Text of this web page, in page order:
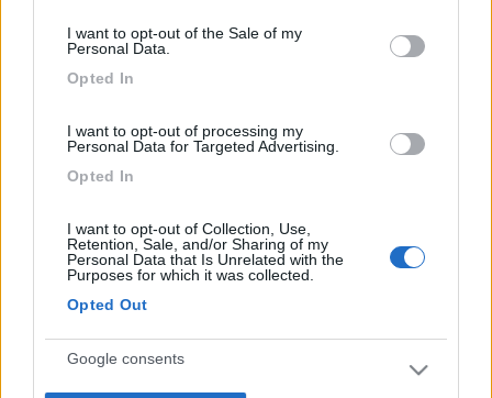
I want to opt-out of the Sale of my
Personal Data.
Opted In
I want to opt-out of processing my
Personal Data for Targeted Advertising.
Opted In
I want to opt-out of Collection, Use,
Retention, Sale, and/or Sharing of my
Personal Data that Is Unrelated with the
Purposes for which it was collected.
Opted Out
Google consents
Buonasera Mi si è abbassata la luminosità di una parte di led che
vengono comandati dal primo interuttore entrando dalla porta cellula.
L'interuttore comanda i led a contorno tv e del lavandino e una striscia
verticale
Scusate ho sbagliato l'inserimento
Saluti adry
< 1 >